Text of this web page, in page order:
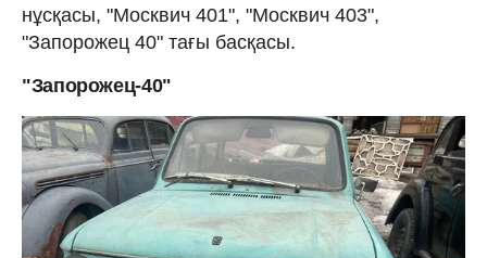
нұсқасы, "Москвич 401", "Москвич 403",
"Запорожец 40" тағы басқасы.
"Запорожец-40"